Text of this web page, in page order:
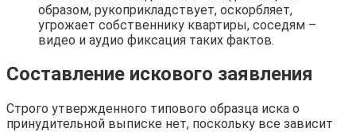
образом, рукоприкладствует, оскорбляет,
угрожает собственнику квартиры, соседям –
видео и аудио фиксация таких фактов.
Составление искового заявления
Строго утвержденного типового образца иска о
принудительной выписке нет, поскольку все зависит